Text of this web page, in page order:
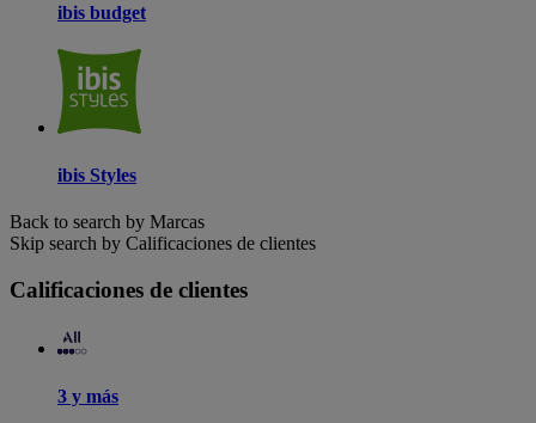
ibis budget
ibis Styles
Back to search by Marcas
Skip search by Calificaciones de clientes
Calificaciones de clientes
3 y más